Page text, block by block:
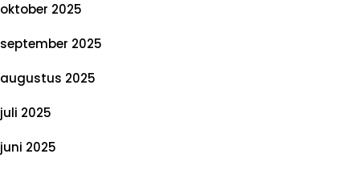
oktober 2025
september 2025
augustus 2025
juli 2025
juni 2025